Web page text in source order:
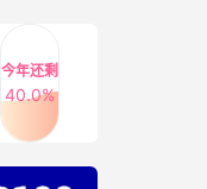
今年还剩
40.0%